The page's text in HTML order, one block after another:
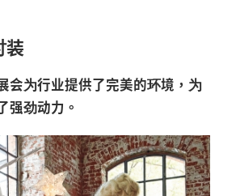
装
会为行业提供了完美的环境，为
强劲动力。